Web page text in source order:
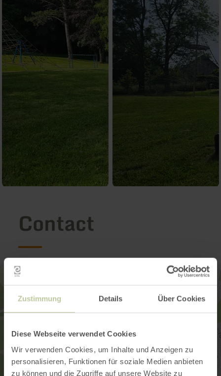
Zustimmung Details Über Cookies
Diese Webseite verwendet Cookies
Wir verwenden Cookies, um Inhalte und Anzeigen zu
personalisieren, Funktionen für soziale Medien anbieten
zu können und die Zugriffe auf unsere Website zu
Contact